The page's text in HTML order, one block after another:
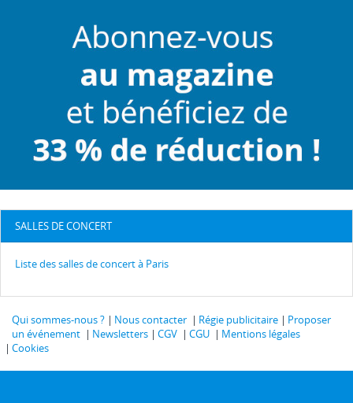
SALLES DE CONCERT
Liste des salles de concert à Paris
Qui sommes-nous ? Nous contacter Régie publicitaire
Proposer
un événement
Newsletters CGV CGU
Mentions légales
Cookies